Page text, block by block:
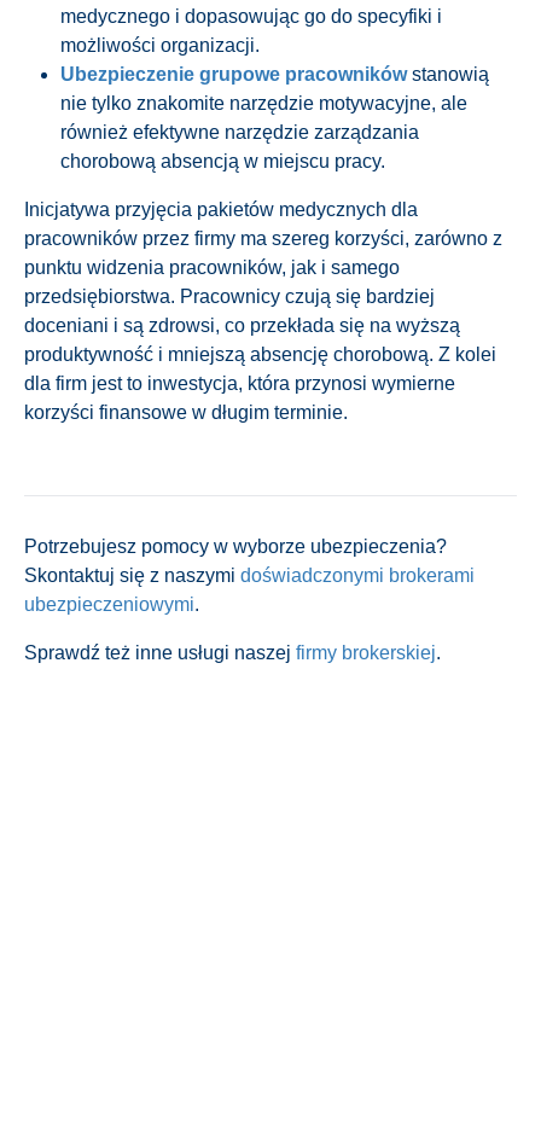
medycznego i dopasowując go do specyfiki i
możliwości organizacji.
Ubezpieczenie grupowe pracownikówstanowią
nie tylko znakomite narzędzie motywacyjne, ale
również efektywne narzędzie zarządzania
chorobową absencją w miejscu pracy.
Inicjatywa przyjęcia pakietów medycznych dla
pracowników przez firmy ma szereg korzyści, zarówno z
punktu widzenia pracowników, jak i samego
przedsiębiorstwa. Pracownicy czują się bardziej
doceniani i są zdrowsi, co przekłada się na wyższą
produktywność i mniejszą absencję chorobową. Z kolei
dla firm jest to inwestycja, która przynosi wymierne
korzyści finansowe w długim terminie.
Potrzebujesz pomocy w wyborze ubezpieczenia?
Skontaktuj się z naszymidoświadczonymi brokerami
ubezpieczeniowymi.
Sprawdź też inne usługi naszejfirmy brokerskiej.